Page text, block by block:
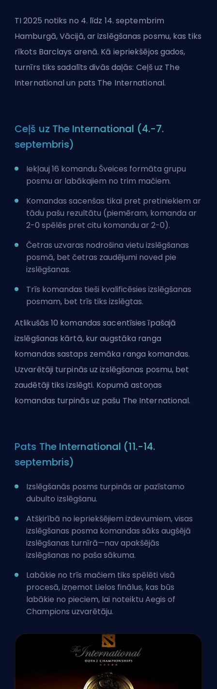
TI 2025 notiks no 4. līdz 14. septembrim
Hamburgā, Vācijā, ar izslēgšanas posmu, kas tiks
rīkots Barclays arenā. Kā iepriekšējos gados,
turnīrs tiks sadalīts divās daļās: Ceļš uz The
International un pats The International.
Ceļš uz The International (4.-7.
septembris)
Iekļauj 16 komandu Šveices formāta grupu
posmu ar labākajiem no trim mačiem.
Komandas sacenšas tikai pret pretiniekiem ar
tādu pašu rezultātu (piemēram, komanda ar
2-0 spēlēs pret citu komandu ar 2-0).
Četras uzvaras nodrošina vietu izslēgšanas
posmā, bet četras zaudējumi noved pie
izslēgšanas.
Trīs komandas tieši kvalificēsies izslēgšanas
posmam, bet trīs tiks izslēgtas.
Atlikušās 10 komandas sacentīsies īpašajā
izslēgšanas kārtā, kur augstāka ranga
komandas sastaps zemāka ranga komandas.
Uzvarētāji turpinās uz izslēgšanas posmu, bet
zaudētāji tiks izslēgti. Kopumā astoņas
komandas turpinās uz pašu The International.
Pats The International (11.-14.
septembris)
Izslēgšanās posms turpinās ar pazīstamo
dubulto izslēgšanu.
Atšķirībā no iepriekšējiem izdevumiem, visas
izslēgšanas posma komandas sāks augšējā
izslēgšanas turnīrā—nav apakšējās
izslēgšanas no paša sākuma.
Labākie no trīs mačiem tiks spēlēti visā
procesā, izņemot Lielos finālus, kas būs
labākie no pieciem, lai noteiktu Aegis of
Champions uzvarētāju.